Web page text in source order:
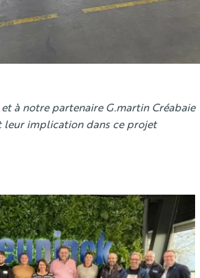
à notre partenaire G.martin Créabaie
leur implication dans ce projet